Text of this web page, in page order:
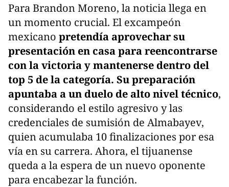
Para Brandon Moreno, la noticia llega en
un momento crucial. El excampeón
mexicano pretendía aprovechar su
presentación en casa para reencontrarse
con la victoria y mantenerse dentro del
top 5 de la categoría. Su preparación
apuntaba a un duelo de alto nivel técnico,
considerando el estilo agresivo y las
credenciales de sumisión de Almabayev,
quien acumulaba 10 finalizaciones por esa
vía en su carrera. Ahora, el tijuanense
queda a la espera de un nuevo oponente
para encabezar la función.